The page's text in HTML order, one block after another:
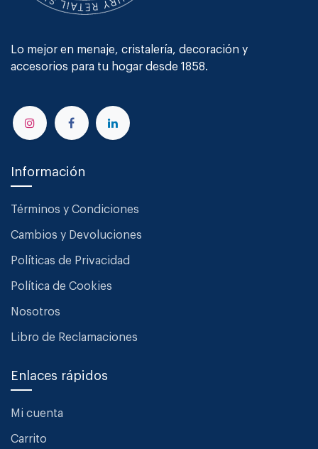
Lo mejor en menaje, cristalería, decoración y
accesorios para tu hogar desde 1858.
Información
Términos y Condiciones
Cambios y Devoluciones
Políticas de Privacidad
Política de Cookies
Nosotros
Libro de Reclamaciones
Enlaces rápidos
Mi cuenta
Carrito